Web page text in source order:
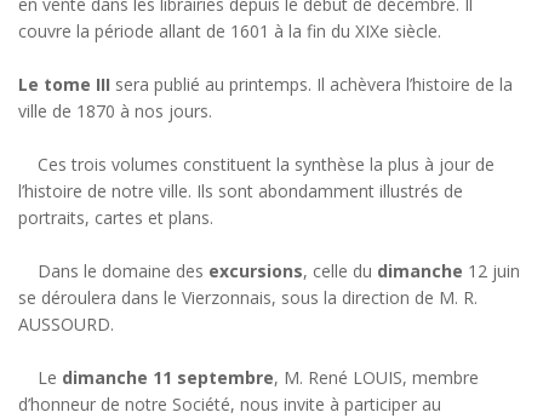
couvre la période allant de 1601 à la fin du XIXe siècle.
Le tome III sera publié au printemps. Il achèvera l’histoire de la
ville de 1870 à nos jours.
Ces trois volumes constituent la synthèse la plus à jour de
l’histoire de notre ville. Ils sont abondamment illustrés de
portraits, cartes et plans.
Dans le domaine des excursions, celle du dimanche 12 juin
se déroulera dans le Vierzonnais, sous la direction de M. R.
AUSSOURD.
Le dimanche 11 septembre, M. René LOUIS, membre
d’honneur de notre Société, nous invite à participer au